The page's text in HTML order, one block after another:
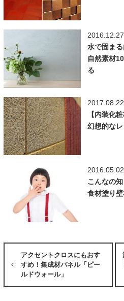
2016.12.27
水で固ま
自然素材
る
2017.08.22
【内装化
幻想的な
2016.05.02
こんなの
食材塗り
アクセントクロスにもおす
すめ！集成材パネル「ピー
ルドウォール」